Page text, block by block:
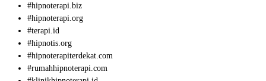
#hipnoterapi.biz
#hipnoterapi.org
#terapi.id
#hipnotis.org
#hipnoterapiterdekat.com
#rumahhipnoterapi.com